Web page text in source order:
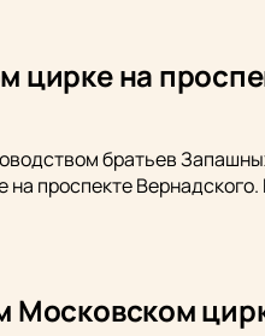
цирке на
братьев
проспекте Вернадского.
Московском